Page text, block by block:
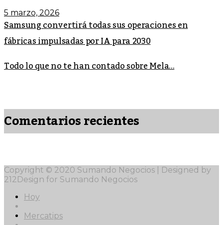
5 marzo, 2026
Samsung convertirá todas sus operaciones en
fábricas impulsadas por IA para 2030
Todo lo que no te han contado sobre Mela...
Comentarios recientes
Copyright © 2020 Sumando Negocios | Designed by
212Design for Sumando Negocios
Hoy
Mercatips